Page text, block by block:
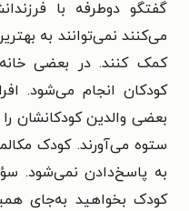
گفتگو دوطرفه با
می‌کنند نمی‌توانند به
کمک کنند. در بعضی
کودکان انجام می‌شود.
بعضی والدین کودکانشان را
ستوه می‌آورند. کودک
به پاسخ‌دادن نمی‌شود.
کودک بخواهید به‌جای